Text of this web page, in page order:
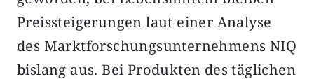
Preissteigerungen laut einer Analyse
des Marktforschungsunternehmens NIQ
bislang aus. Bei Produkten des täglichen